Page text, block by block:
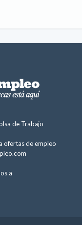
de Trabajo
ofertas de empleo
a